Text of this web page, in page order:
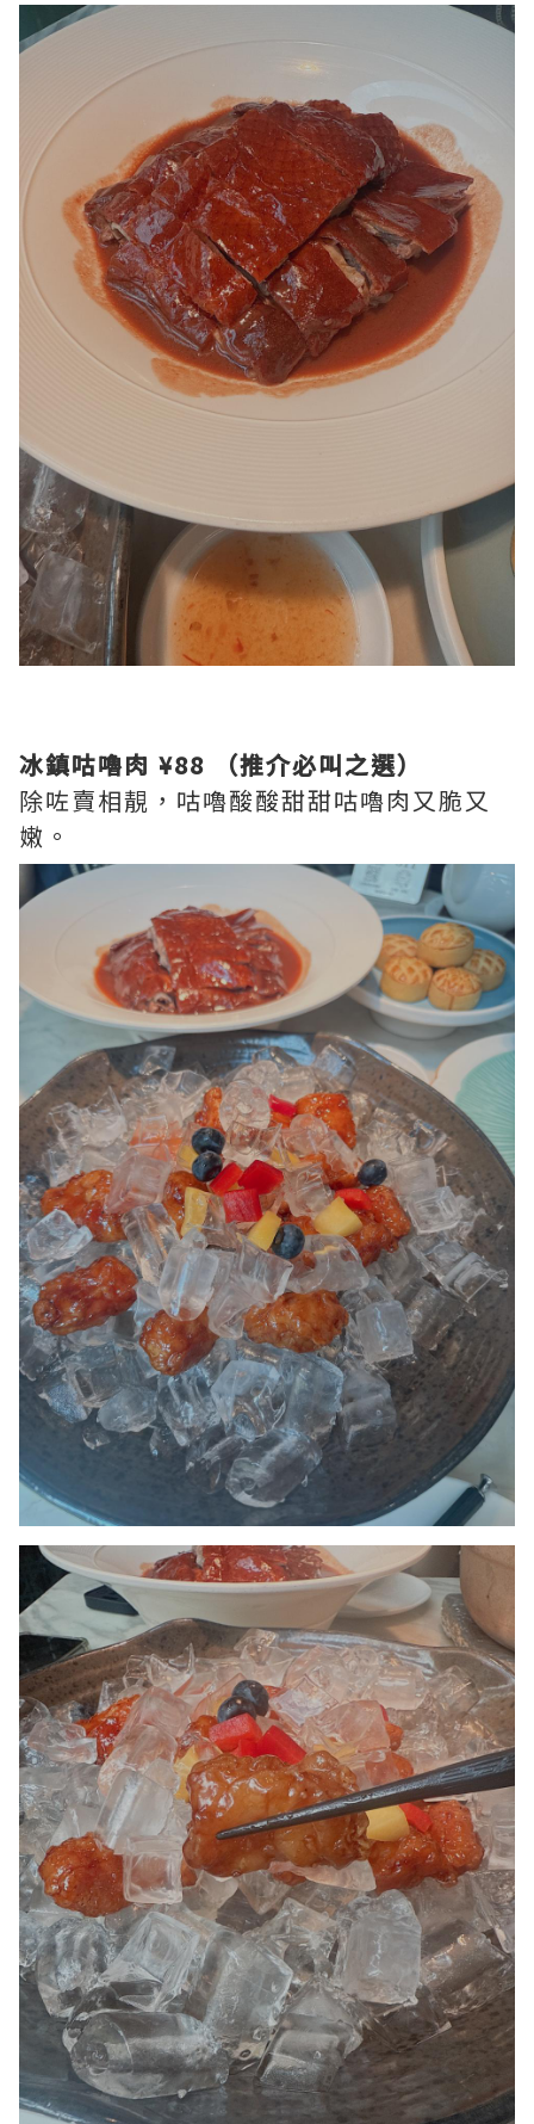
冰鎮咕嚕肉 ¥88 （推介必叫之選）
除咗賣相靚，咕嚕酸酸甜甜咕嚕肉又脆又
嫩。